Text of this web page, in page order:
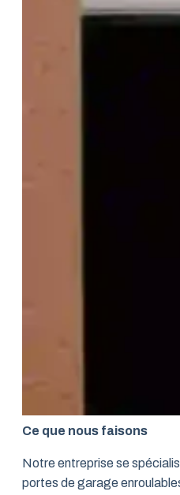
Ce que nous faisons
Notre entreprise se
portes de garage